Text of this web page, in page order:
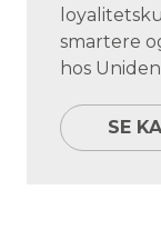
smartere
hos
SE